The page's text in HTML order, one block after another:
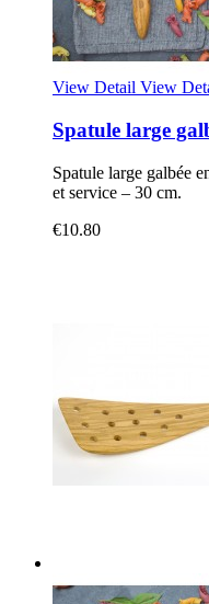
View Detail View
Spatule large
Spatule large galbée
et service – 30 cm.
€10.80